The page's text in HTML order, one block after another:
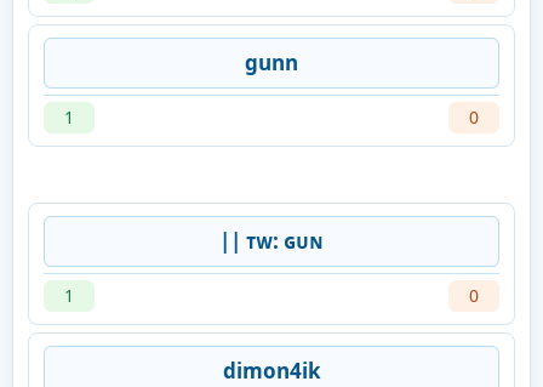
gunn
1 0
|| ᴛᴡ: ɢᴜɴ
1 0
dimon4ik